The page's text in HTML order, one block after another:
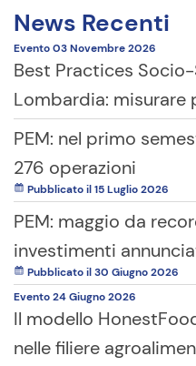
News Recenti
Evento03 Novembre2026
Best Practices
Lombardia: misurare
PEM: nel primo
276 operazioni
Pubblicato il 15 Luglio 2026
PEM: maggio da
investimenti
Pubblicato il 30 Giugno 2026
Evento24 Giugno2026
Il modello
nelle filiere